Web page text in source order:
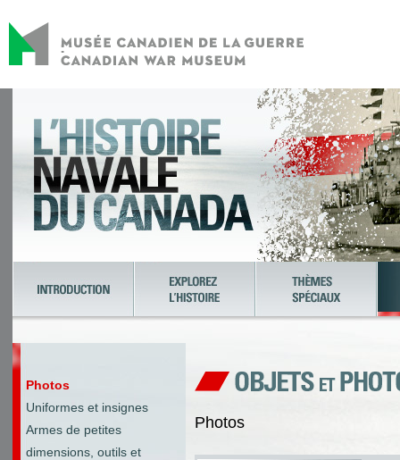
Photos
Uniformes et insignes
Armes de petites
dimensions, outils et
Photos